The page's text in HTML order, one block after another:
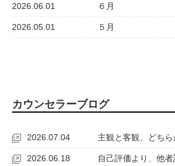
2026.06.01 ６月
2026.05.01 ５月
カウンセラーブログ
2026.07.04 主観と客観、どち
2026.06.18 自己評価より、他者